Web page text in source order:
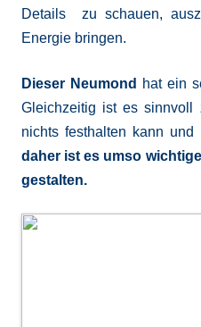
Details zu schauen,
Energie bringen.
Dieser Neumond
hat ein
Gleichzeitig ist es sinnvoll
nichts festhalten kann und
daher ist es umso
gestalten.